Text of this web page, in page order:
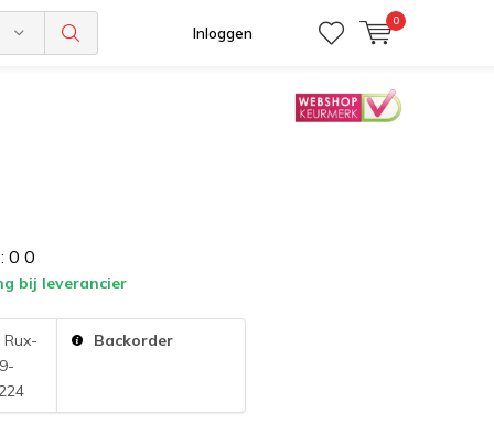
Inloggen
0
:0 0
bij leverancier
Rux-
Backorder